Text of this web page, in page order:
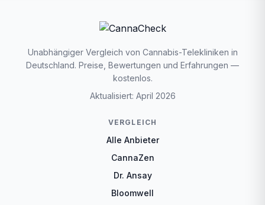
Unabhängiger Vergleich von Cannabis-Telekliniken in
Deutschland. Preise, Bewertungen und Erfahrungen —
kostenlos.
Aktualisiert: April 2026
VERGLEICH
Alle Anbieter
CannaZen
Dr. Ansay
Bloomwell